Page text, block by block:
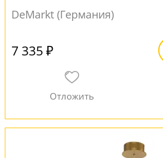
DeMarkt (Германия)
7 335 ₽